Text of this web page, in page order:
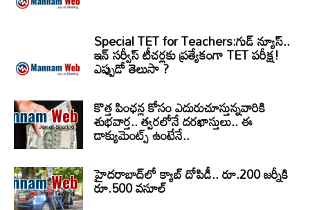
Special TET for Teachers:గుడ్ న్యూస్..
ఇన్ సర్వీస్ టీచర్లకు ప్రత్యేకంగా TET పరీక్ష!
ఎప్పుడో తెలుసా ?
కొత్త పింఛన్ల కోసం ఎదురుచూస్తున్నవారికి
శుభవార్త.. త్వరలోనే దరఖాస్తులు.. ఈ
డాక్యుమెంట్స్ ఉంటేనే..
హైదరాబాద్‌లో క్యాబ్‌ దోపిడీ.. రూ.200 జర్నీకి
రూ.500 వసూల్